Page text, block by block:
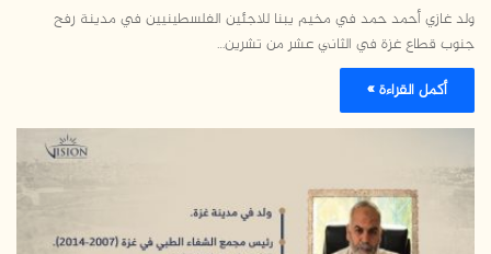
ولد غازي أحمد حمد في مخيم يبنا للاجئين الفلسطينيين في مدينة رفح
جنوب قطاع غزة في الثاني عشر من تشرين…
أكمل القراءة »